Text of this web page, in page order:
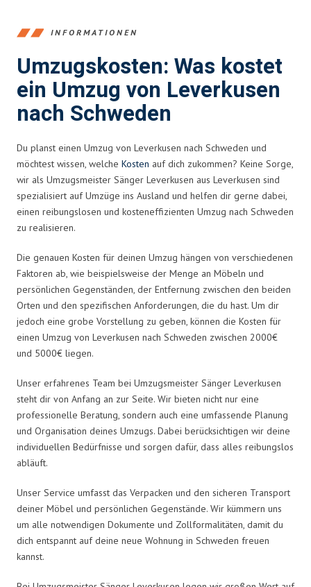
INFORMATIONEN
Umzugskosten: Was kostet
ein Umzug von Leverkusen
nach Schweden
Du planst einen Umzug von Leverkusen nach Schweden und
möchtest wissen, welche Kosten auf dich zukommen? Keine Sorge,
wir als Umzugsmeister Sänger Leverkusen aus Leverkusen sind
spezialisiert auf Umzüge ins Ausland und helfen dir gerne dabei,
einen reibungslosen und kosteneffizienten Umzug nach Schweden
zu realisieren.
Die genauen Kosten für deinen Umzug hängen von verschiedenen
Faktoren ab, wie beispielsweise der Menge an Möbeln und
persönlichen Gegenständen, der Entfernung zwischen den beiden
Orten und den spezifischen Anforderungen, die du hast. Um dir
jedoch eine grobe Vorstellung zu geben, können die Kosten für
einen Umzug von Leverkusen nach Schweden zwischen 2000€
und 5000€ liegen.
Unser erfahrenes Team bei Umzugsmeister Sänger Leverkusen
steht dir von Anfang an zur Seite. Wir bieten nicht nur eine
professionelle Beratung, sondern auch eine umfassende Planung
und Organisation deines Umzugs. Dabei berücksichtigen wir deine
individuellen Bedürfnisse und sorgen dafür, dass alles reibungslos
abläuft.
Unser Service umfasst das Verpacken und den sicheren Transport
deiner Möbel und persönlichen Gegenstände. Wir kümmern uns
um alle notwendigen Dokumente und Zollformalitäten, damit du
dich entspannt auf deine neue Wohnung in Schweden freuen
kannst.